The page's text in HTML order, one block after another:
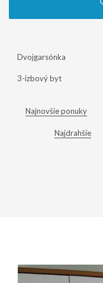
Dvojgarsónka
3-izbový byt
Najnovšie ponuky
Najdrahšie